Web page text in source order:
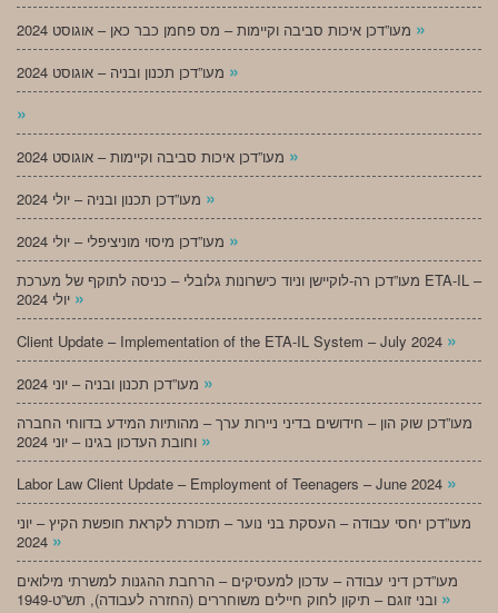
»
»
»
»
»
»
מעו”דכן רה-לוקיישן וניוד כישרונות גלובלי – כניסה לתוקף של מערכת ETA-IL –
»
Client Update – Implementation of the ETA-IL System – July 2024 »
»
מעו”דכן שוק הון – חידושים בדיני ניירות ערך – מהותיות המידע בדווחי החברה
»
Labor Law Client Update – Employment of Teenagers – June 2024 »
מעו”דכן יחסי עבודה – העסקת בני נוער – תזכורת לקראת חופשת הקיץ – יוני
»
מעו”דכן דיני עבודה – עדכון למעסיקים – הרחבת ההגנות למשרתי מילואים
»